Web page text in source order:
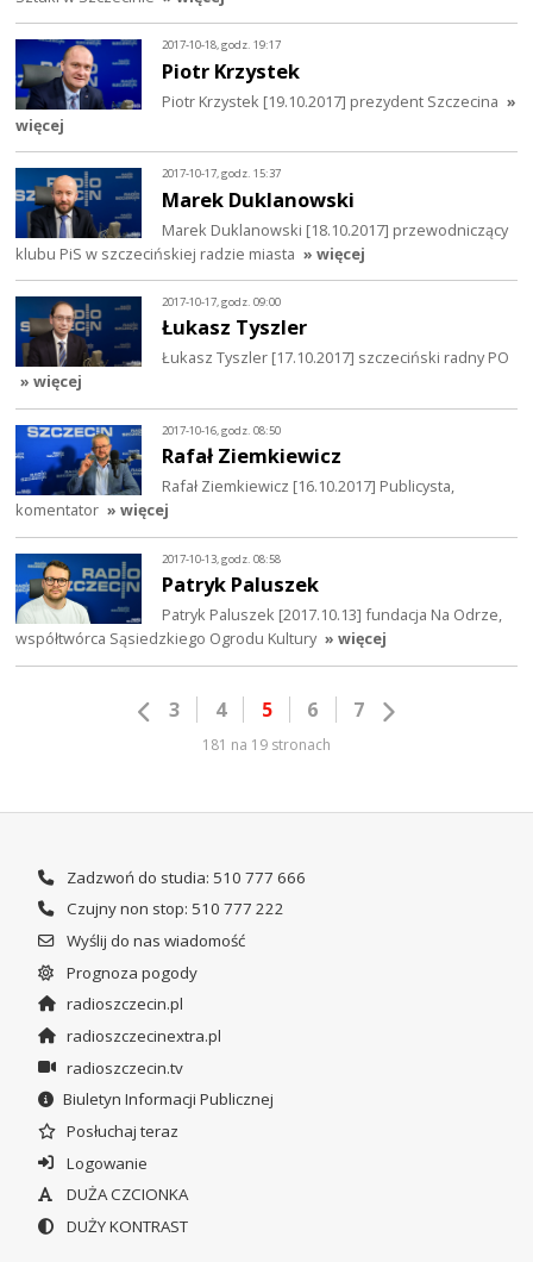
2017-10-18, godz. 19:17
Piotr Krzystek
Piotr Krzystek [19.10.2017] prezydent Szczecina »
więcej
2017-10-17, godz. 15:37
Marek Duklanowski
Marek Duklanowski [18.10.2017] przewodniczący
klubu PiS w szczecińskiej radzie miasta » więcej
2017-10-17, godz. 09:00
Łukasz Tyszler
Łukasz Tyszler [17.10.2017] szczeciński radny PO
» więcej
2017-10-16, godz. 08:50
Rafał Ziemkiewicz
Rafał Ziemkiewicz [16.10.2017] Publicysta,
komentator » więcej
2017-10-13, godz. 08:58
Patryk Paluszek
Patryk Paluszek [2017.10.13] fundacja Na Odrze,
współtwórca Sąsiedzkiego Ogrodu Kultury » więcej
3 4 5 6 7
181 na 19 stronach
Zadzwoń do studia: 510 777 666
Czujny non stop: 510 777 222
Wyślij do nas wiadomość
Prognoza pogody
radioszczecin.pl
radioszczecinextra.pl
radioszczecin.tv
Biuletyn Informacji Publicznej
Posłuchaj teraz
Logowanie
DUŻA CZCIONKA
DUŻY KONTRAST